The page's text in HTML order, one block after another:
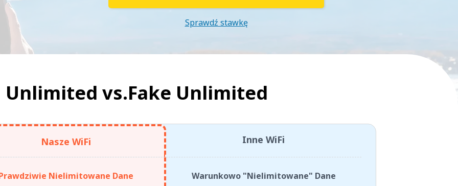
Sprawdź stawkę
Unlimited vs.Fake Unlimited
Nasze WiFi Inne WiFi
Nielimitowane Dane Warunkowo "Nielimitowane" Dane